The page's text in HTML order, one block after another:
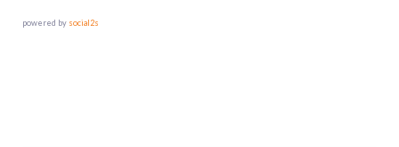
powered by social2s